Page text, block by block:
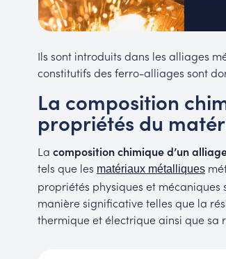
Ils sont introduits dans les alliages
constitutifs des ferro-alliages sont
La composition
propriétés du
La composition chimique d’un
tels que les matériaux métalliques
propriétés physiques et mécaniques
manière significative telles que la
thermique et électrique ainsi que sa